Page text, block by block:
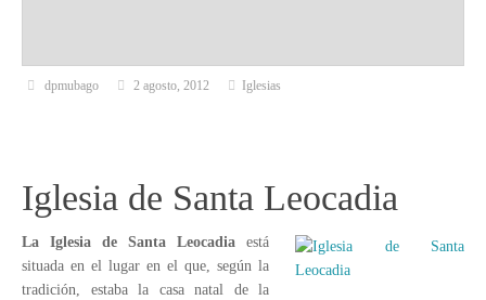
dpmubago 2 agosto, 2012 Iglesias
Iglesia de Santa Leocadia
La Iglesia de Santa Leocadia está
situada en el lugar en el que, según la
tradición, estaba la casa natal de la